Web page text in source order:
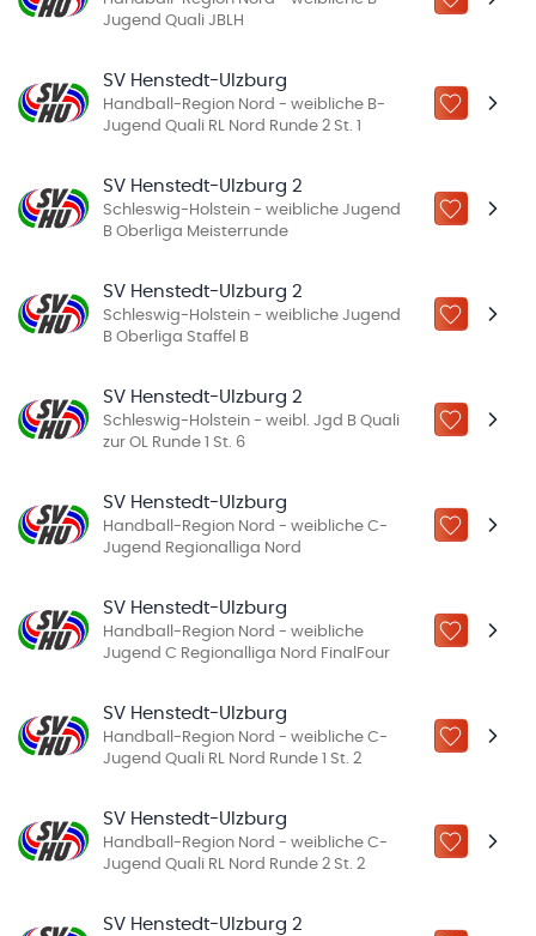
Jugend Quali JBLH
ZU „MEINE
SV Henstedt-Ulzburg
Handball-Region Nord - weibliche B-
Jugend Quali RL Nord Runde 2 St. 1
ZU „MEINE
SV Henstedt-Ulzburg 2
Schleswig-Holstein - weibliche Jugend
B Oberliga Meisterrunde
ZU „MEINE
SV Henstedt-Ulzburg 2
Schleswig-Holstein - weibliche Jugend
B Oberliga Staffel B
ZU „MEINE
SV Henstedt-Ulzburg 2
Schleswig-Holstein - weibl. Jgd B Quali
zur OL Runde 1 St. 6
ZU „MEINE
SV Henstedt-Ulzburg
Handball-Region Nord - weibliche C-
Jugend Regionalliga Nord
ZU „MEINE
SV Henstedt-Ulzburg
Handball-Region Nord - weibliche
Jugend C Regionalliga Nord FinalFour
ZU „MEINE
SV Henstedt-Ulzburg
Handball-Region Nord - weibliche C-
Jugend Quali RL Nord Runde 1 St. 2
ZU „MEINE
SV Henstedt-Ulzburg
Handball-Region Nord - weibliche C-
Jugend Quali RL Nord Runde 2 St. 2
ZU „MEINE
SV Henstedt-Ulzburg 2